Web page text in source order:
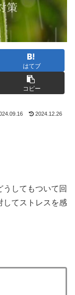
はてブ
コピー
2024.12.26
してもついて回
してストレスを感